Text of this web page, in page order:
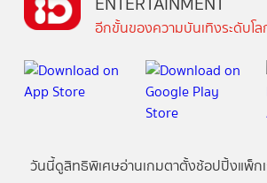
อีกขั้นของความบันเทิงระดับโ
วันนี้ดูสิทธิพิเศษอ่านเกมตาตั้งช้อปปิ้งแพ็ก